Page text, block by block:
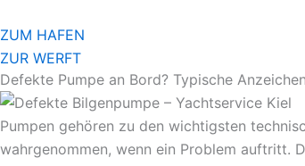
Inhalt
springen
ZUM HAFEN
ZUR WERFT
Defekte Pumpe an Bord? Typische
Pumpen gehören zu den wichtigsten
wahrgenommen, wenn ein Problem auftritt.